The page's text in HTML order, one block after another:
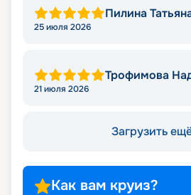
Пилина
25 июля 2026
Трофимова
21 июля 2026
Загрузить
Как вам круиз?